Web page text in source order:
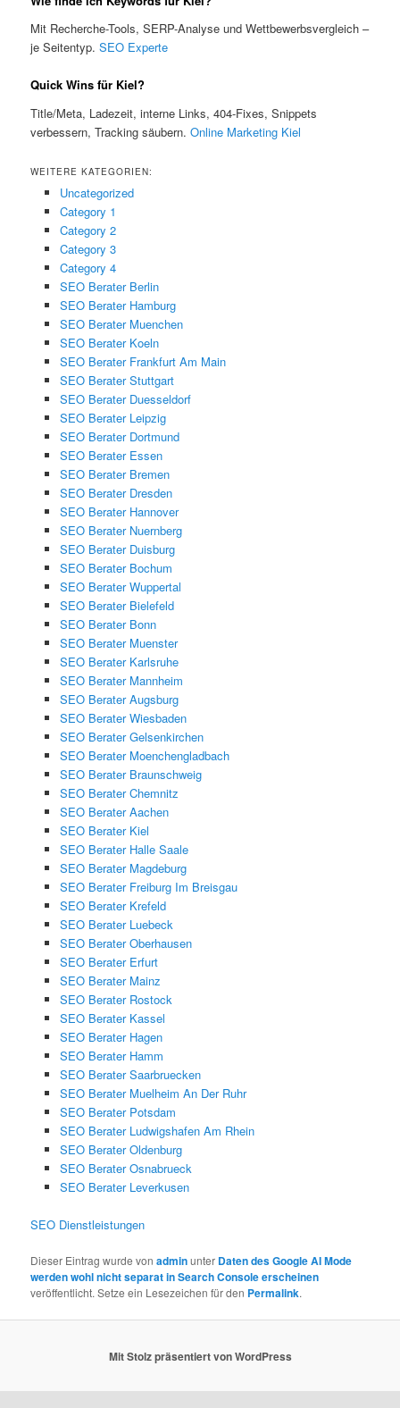
Mit Recherche-Tools, SERP-Analyse und Wettbewerbsvergleich –
je Seitentyp.SEO Experte
Quick Wins für Kiel?
Title/Meta, Ladezeit, interne Links, 404-Fixes, Snippets
verbessern, Tracking säubern.Online Marketing Kiel
WEITERE KATEGORIEN:
Uncategorized
Category 1
Category 2
Category 3
Category 4
SEO Berater Berlin
SEO Berater Hamburg
SEO Berater Muenchen
SEO Berater Koeln
SEO Berater Frankfurt Am Main
SEO Berater Stuttgart
SEO Berater Duesseldorf
SEO Berater Leipzig
SEO Berater Dortmund
SEO Berater Essen
SEO Berater Bremen
SEO Berater Dresden
SEO Berater Hannover
SEO Berater Nuernberg
SEO Berater Duisburg
SEO Berater Bochum
SEO Berater Wuppertal
SEO Berater Bielefeld
SEO Berater Bonn
SEO Berater Muenster
SEO Berater Karlsruhe
SEO Berater Mannheim
SEO Berater Augsburg
SEO Berater Wiesbaden
SEO Berater Gelsenkirchen
SEO Berater Moenchengladbach
SEO Berater Braunschweig
SEO Berater Chemnitz
SEO Berater Aachen
SEO Berater Kiel
SEO Berater Halle Saale
SEO Berater Magdeburg
SEO Berater Freiburg Im Breisgau
SEO Berater Krefeld
SEO Berater Luebeck
SEO Berater Oberhausen
SEO Berater Erfurt
SEO Berater Mainz
SEO Berater Rostock
SEO Berater Kassel
SEO Berater Hagen
SEO Berater Hamm
SEO Berater Saarbruecken
SEO Berater Muelheim An Der Ruhr
SEO Berater Potsdam
SEO Berater Ludwigshafen Am Rhein
SEO Berater Oldenburg
SEO Berater Osnabrueck
SEO Berater Leverkusen
SEO Dienstleistungen
Dieser Eintrag wurde vonadminunter Daten des Google AI Mode
werden wohl nicht separat in Search Console erscheinen
veröffentlicht. Setze ein Lesezeichen für den Permalink.
Mit Stolz präsentiert von WordPress